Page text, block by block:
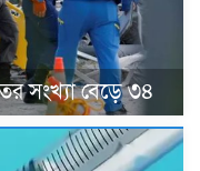
সংখ্যা বেড়ে ৩৪